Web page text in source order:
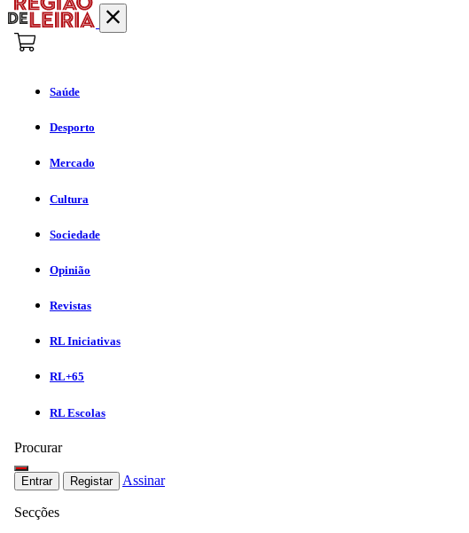
Saúde
Desporto
Mercado
Cultura
Sociedade
Opinião
Revistas
RL Iniciativas
RL+65
RL Escolas
Procurar
Entrar Registar Assinar
Secções